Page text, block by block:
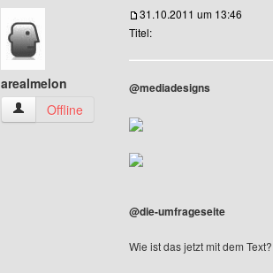
arealmelon
arealmelon Benutzer-Profile anzeigen
Offline
31.10.2011 um 13:46
Titel:
@mediadesigns
@die-umfrageseite
Wie ist das jetzt mit dem